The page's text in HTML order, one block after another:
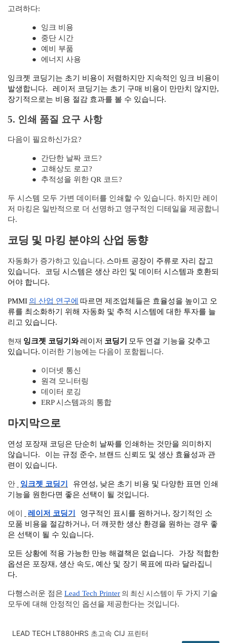
고려하다:
●
잉크 비용
●
중단 시간
●
예비 부품
●
에너지 사용
잉크젯 코딩기는 초기 비용이 저렴하지만 지속적인 잉크 비용이
발생합니다.
레이저 코딩기는 초기 구매 비용이 만만치 않지만,
장기적으로는 비용 절감 효과를 볼 수 있습니다.
5. 인쇄 품질 요구 사항
다음이 필요하신가요?
●
간단한 날짜 코드?
●
고해상도 로고?
●
추적성을 위한 QR 코드?
두 시스템 모두 가변 데이터를 인쇄할 수 있습니다. 하지만 레이
저 마킹은 일반적으로 더 선명하고 영구적인 디테일을 제공합니
다.
코딩 및 마킹 분야의 산업 동향
자동화가 증가하고 있습니다. 스마트 공장이 주류로 자리 잡고
있습니다.
코딩 시스템은 생산 라인 및 데이터 시스템과 호환되
어야 합니다.
PMMI 의 산업 연구에 따르면 제조업체들은 효율성을 높이고 오
류를 최소화하기 위해 자동화 및 추적 시스템에 대한 투자를 늘
리고 있습니다.
현재 잉크젯 코딩기와레이저 코딩기 모두 연결 기능을 갖추고
있습니다. 이러한 기능에는 다음이 포함됩니다.
●
이더넷 통신
●
원격 모니터링
●
데이터 로깅
●
ERP 시스템과의 통합
마지막으로
연성 포장재 코딩은 단순히 날짜를 인쇄하는 것만을 의미하지
않습니다.
이는 규정 준수, 브랜드 신뢰도 및 생산 효율성과 관
련이 있습니다.
안 잉크젯 코딩기
유연성, 낮은 초기 비용 및 다양한 표면 인쇄
기능을 원한다면 좋은 선택이 될 것입니다.
에이 레이저 코딩기
영구적인 표시를 원하거나, 장기적인 소
모품 비용을 절감하거나, 더 깨끗한 생산 환경을 원하는 경우 좋
은 선택이 될 수 있습니다.
모든 상황에 적용 가능한 만능 해결책은 없습니다.
가장 적합한
옵션은 포장재, 생산 속도, 예산 및 장기 목표에 따라 달라집니
다.
다행스러운 점은 Lead Tech Printer 의 최신 시스템이 두 가지 기술
모두에 대해 안정적인 옵션을 제공한다는 것입니다.
LEAD TECH LT880HRS 초고속 CIJ 프린터